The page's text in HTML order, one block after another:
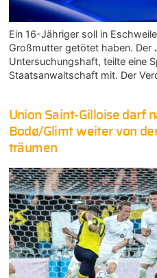
Ein 16-Jähriger soll in
Großmutter getötet haben. Der
Untersuchungshaft, teilte eine
Staatsanwaltschaft mit. Der
Union Saint-Gilloise darf
Bodø/Glimt weiter von
träumen